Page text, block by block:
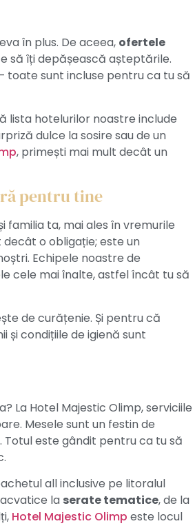
în plus. De aceea, ofertele
să îți depășească așteptările.
toate sunt incluse pentru ca tu să
lista hotelurilor noastre include
dulce la sosire sau de un
, primești mai mult decât un
pentru tine
ta, mai ales în vremurile
o obligație; este un
Echipele noastre de
cele mai înalte, astfel încât tu să
de curățenie. Și pentru că
și condițiile de igienă sunt
La Hotel Majestic Olimp, serviciile
Mesele sunt un festin de
este gândit pentru ca tu să
all inclusive pe litoralul
la serate tematice, de la
Hotel Majestic Olimp este locul